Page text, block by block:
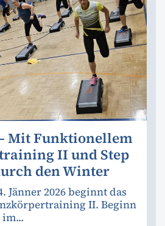
Mit Funktionellem
II und Step
den Winter
Jänner 2026 beginnt das
II. Beginn